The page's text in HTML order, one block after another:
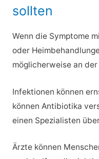
sollten
Wenn die Symptome
oder
möglicherweise an
Infektionen können
können Antibiotika
einen Spezialisten
Ärzte können